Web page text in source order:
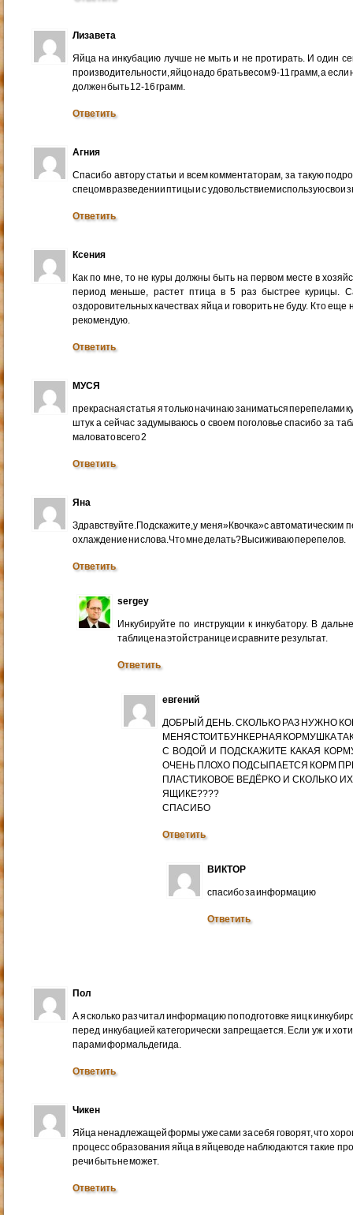
Лизавета
Яйца на инкубацию лучше не мыть и не протирать. И один
производительности, яйцо надо брать весом 9-11 грамм, а если
должен быть 12-16 грамм.
Ответить
Агния
Спасибо автору статьи и всем комментаторам, за такую
спецом в разведении птицы и с удовольствием использую свои
Ответить
Ксения
Как по мне, то не куры должны быть на первом месте в
период меньше, растет птица в 5 раз быстрее курицы.
оздоровительных качествах яйца и говорить не буду. Кто
рекомендую.
Ответить
МУСЯ
прекрасная статья я только начинаю заниматься перепелами
штук а сейчас задумываюсь о своем поголовье спасибо за
маловато всего 2
Ответить
Яна
Здравствуйте.Подскажите,у меня»Квочка»с автоматическим
охлаждение ни слова.Что мне делать?Высиживаю перепелов.
Ответить
sergey
Инкубируйте по инструкции к инкубатору. В
таблице на этой странице и сравните результат.
Ответить
евгений
ДОБРЫЙ ДЕНЬ. СКОЛЬКО РАЗ НУЖНО
МЕНЯ СТОИТ БУНКЕРНАЯ КОРМУШКА
С ВОДОЙ И ПОДСКАЖИТЕ КАКАЯ
ОЧЕНЬ ПЛОХО ПОДСЫПАЕТСЯ КОРМ
ПЛАСТИКОВОЕ ВЕДЁРКО И СКОЛЬКО
ЯЩИКЕ????
СПАСИБО
Ответить
ВИКТОР
спасибо за информацию
Ответить
Пол
А я сколько раз читал информацию по подготовке яиц к
перед инкубацией категорически запрещается. Если уж и
парами формальдегида.
Ответить
Чикен
Яйца ненадлежащей формы уже сами за себя говорят, что
процесс образования яйца в яйцеводе наблюдаются такие
речи быть не может.
Ответить